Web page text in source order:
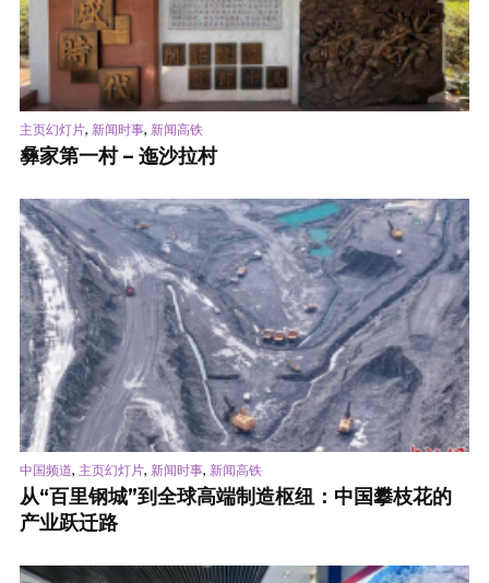
主页幻灯片, 新闻时事, 新闻高铁
彝家第一村 – 迤沙拉村
中国频道, 主页幻灯片, 新闻时事, 新闻高铁
从“百里钢城”到全球高端制造枢纽：中国攀枝花的
产业跃迁路